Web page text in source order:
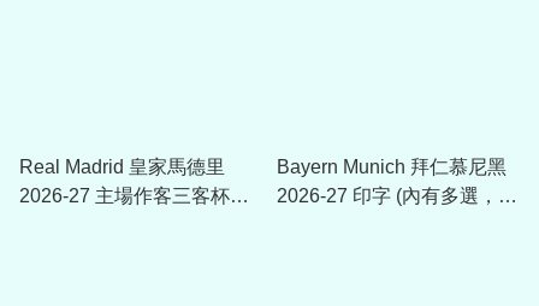
Real Madrid 皇家馬德里
2026-27 主場作客三客杯賽
Bayern Munich 拜仁慕尼黑
2026-27 印字 (內有多選，不